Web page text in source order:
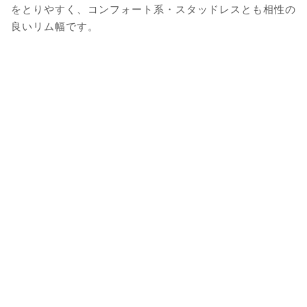
をとりやすく、コンフォート系・スタッドレスとも相性の
良いリム幅です。